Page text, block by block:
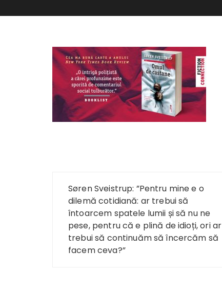
Navigare
articole
Søren Sveistrup: ”Pentru mine e o
dilemă cotidiană: ar trebui să
întoarcem spatele lumii și să nu ne
pese, pentru că e plină de idioți, ori ar
trebui să continuăm să încercăm să
facem ceva?”